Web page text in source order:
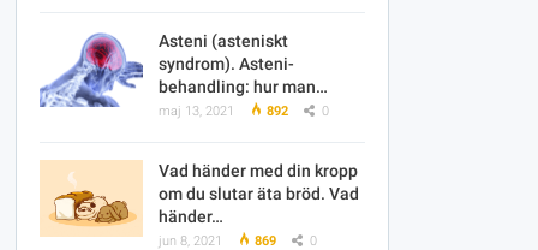
Asteni (asteniskt
syndrom). Asteni-
behandling: hur man…
maj 13, 2021 892 0
Vad händer med din kropp
om du slutar äta bröd. Vad
händer…
jun 8, 2021 869 0